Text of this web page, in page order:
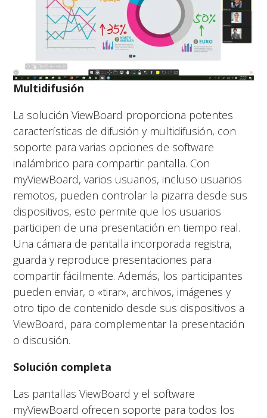
Multidifusión
La solución ViewBoard proporciona potentes
características de difusión y multidifusión, con
soporte para varias opciones de software
inalámbrico para compartir pantalla. Con
myViewBoard, varios usuarios, incluso usuarios
remotos, pueden controlar la pizarra desde sus
dispositivos, esto permite que los usuarios
participen de una presentación en tiempo real.
Una cámara de pantalla incorporada registra,
guarda y reproduce presentaciones para
compartir fácilmente. Además, los participantes
pueden enviar, o «tirar», archivos, imágenes y
otro tipo de contenido desde sus dispositivos a
ViewBoard, para complementar la presentación
o discusión.
Solución completa
Las pantallas ViewBoard y el software
myViewBoard ofrecen soporte para todos los